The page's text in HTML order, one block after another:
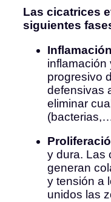
Las cicatrices
siguientes
Inflamación
inflamación
progresivo
defensivas
eliminar
y dura. Las
generan
y tensión a
unidos las